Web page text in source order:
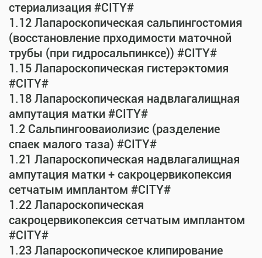
стериализация #CITY#
1.12 Лапароскопическая сальпингостомия
(восстановление прходимости маточной
трубы (при гидросальпинксе)) #CITY#
1.15 Лапароскопическая гистерэктомия
#CITY#
1.18 Лапароскопическая надвлагалищная
ампутация матки #CITY#
1.2 Сальпингооваиолизис (разделение
спаек малого таза) #CITY#
1.21 Лапароскопическая надвлагалищная
ампутация матки + сакроцервикопексия
сетчатым имплантом #CITY#
1.22 Лапароскопическая
сакроцервикопексия сетчатым имплантом
#CITY#
1.23 Лапароскопическое клипирование